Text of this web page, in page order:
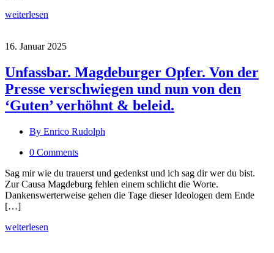
weiterlesen
16. Januar 2025
Unfassbar. Magdeburger Opfer. Von der
Presse verschwiegen und nun von den
‘Guten’ verhöhnt & beleid.
By Enrico Rudolph
0 Comments
Sag mir wie du trauerst und gedenkst und ich sag dir wer du bist.
Zur Causa Magdeburg fehlen einem schlicht die Worte.
Dankenswerterweise gehen die Tage dieser Ideologen dem Ende
[…]
weiterlesen